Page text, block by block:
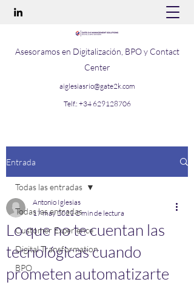
Asesoramos en Digitalización, BPO y Contact
Center
aiglesiasrio@gate2k.com
Telf.: +34 629128706
Entrada
Todas las entradas
Customer Experience
Digital Transformation
BPO
Todas las entradas
Lo que no te cuentan las
tecnológicas cuando
prometen automatizarte
Antonio Iglesias
17 may 2021 2 min de lectura